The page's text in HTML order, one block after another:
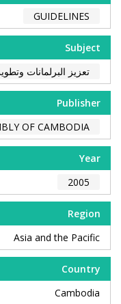
GUIDELINES
Subject
تعزيز البرلمانات
Publisher
OF CAMBODIA
Year
2005
Region
Asia and the Pacific
Country
Cambodia